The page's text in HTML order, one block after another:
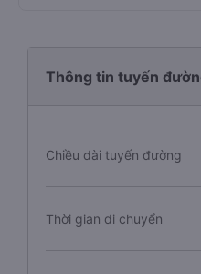
Thông tin tuyến
Chiều dài tuyến đường
Thời gian di chuyển